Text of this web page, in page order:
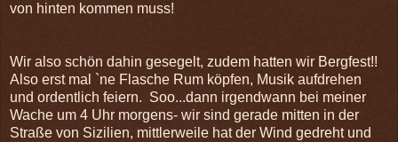
von hinten kommen muss!
Wir also schön dahin gesegelt, zudem hatten wir Bergfest!!
Also erst mal `ne Flasche Rum köpfen, Musik aufdrehen
und ordentlich feiern. Soo...dann irgendwann bei meiner
Wache um 4 Uhr morgens- wir sind gerade mitten in der
Straße von Sizilien, mittlerweile hat der Wind gedreht und